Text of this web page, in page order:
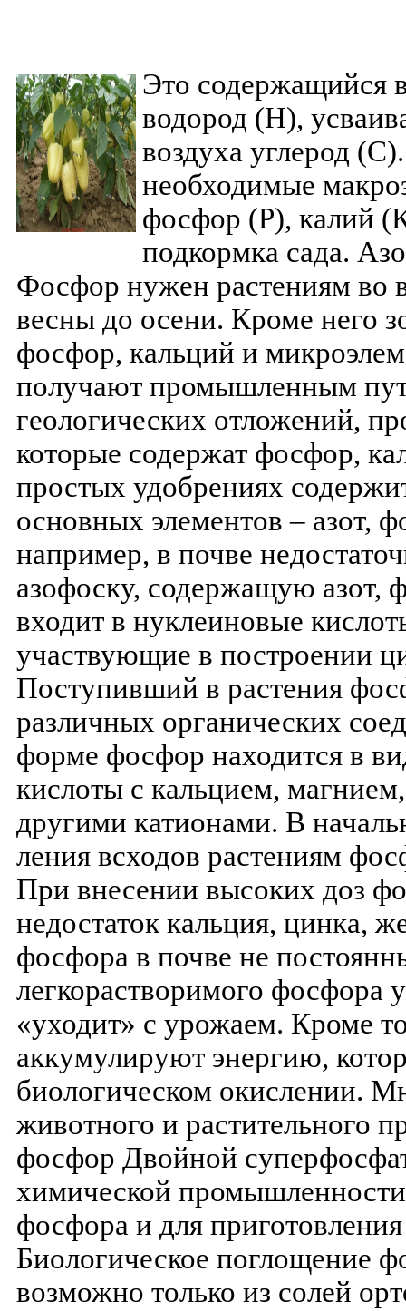
Это содержащийся
водород (Н),
воздуха углерод
необходимые
фосфор (Р), калий
подкормка сада.
Фосфор нужен растениям во
весны до осени. Кроме него
фосфор, кальций и
получают промышленным
геологических отложений,
которые содержат фосфор,
простых удобрениях
основных элементов – азот,
например, в почве
азофоску, содержащую азот,
входит в нуклеиновые
участвующие в построении
Поступивший в растения
различных органических
форме фосфор находится в
кислоты с кальцием,
другими катионами. В
ления всходов растениям
При внесении высоких доз
недостаток кальция, цинка,
фосфора в почве не
легкорастворимого фосфора
«уходит» с урожаем. Кроме
аккумулируют энергию,
биологическом окислении.
животного и растительного
фосфор Двойной
химической промышленности
фосфора и для
Биологическое поглощение
возможно только из солей